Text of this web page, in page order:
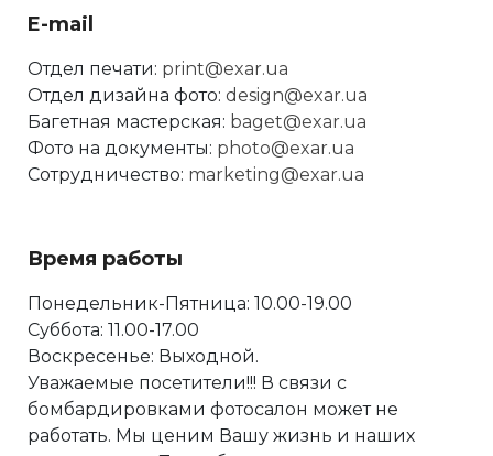
E-mail
Отдел печати: print@exar.ua
Отдел дизайна фото: design@exar.ua
Багетная мастерская: baget@exar.ua
Фото на документы: photo@exar.ua
Сотрудничество: marketing@exar.ua
Время работы
Понедельник-Пятница: 10.00-19.00
Суббота: 11.00-17.00
Воскресенье: Выходной.
Уважаемые посетители!!! В связи с
бомбардировками фотосалон может не
работать. Мы ценим Вашу жизнь и наших